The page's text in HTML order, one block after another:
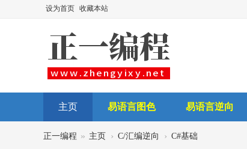
设为首页 收藏本站
主页 易语言图色 易语言逆向
后台讲师
正一编程 » 主页 › C/汇编逆向 › C#基础